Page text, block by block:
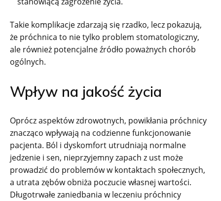
Takie komplikacje zdarzają się rzadko, lecz pokazują,
że próchnica to nie tylko problem stomatologiczny,
ale również potencjalne źródło poważnych chorób
ogólnych.
Wpływ na jakość życia
Oprócz aspektów zdrowotnych, powikłania próchnicy
znacząco wpływają na codzienne funkcjonowanie
pacjenta. Ból i dyskomfort utrudniają normalne
jedzenie i sen, nieprzyjemny zapach z ust może
prowadzić do problemów w kontaktach społecznych,
a utrata zębów obniża poczucie własnej wartości.
Długotrwałe zaniedbania w leczeniu próchnicy